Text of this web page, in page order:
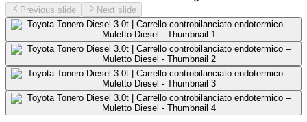
Previous slide Next slide